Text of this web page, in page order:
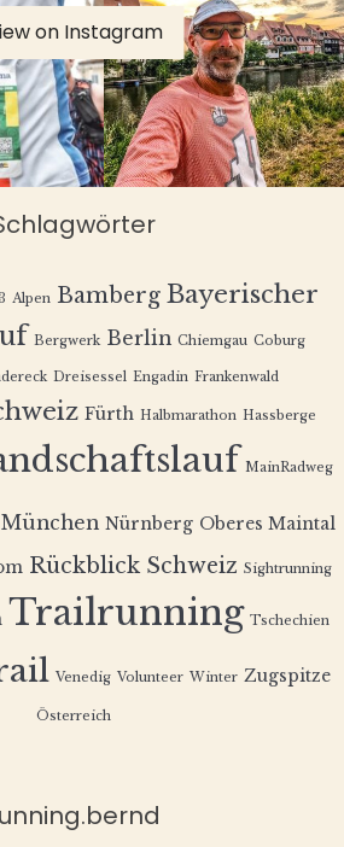
on Instagram
Alpen Bamberg Bayerischer
Bergwerk Berlin Chiemgau Coburg
Dreisessel Engadin Frankenwald
Fürth Halbmarathon Hassberge
MainRadweg
München Nürnberg Oberes Maintal
Rückblick Schweiz Sightrunning
Trailrunning Tschechien
Venedig Volunteer Winter Zugspitze
Österreich